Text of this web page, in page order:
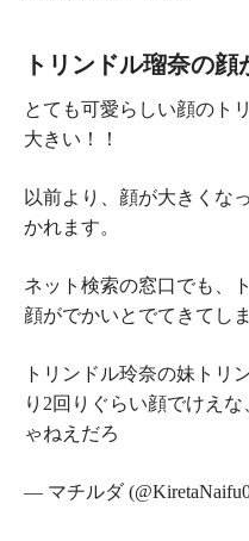
トリンドル瑠奈の
とても可愛らしい顔のト
大きい！！
以前より、顔が大きくな
かれます。
ネット検索の窓口でも、
顔がでかいとでてきてし
トリンドル玲奈の妹トリ
り2回りぐらい顔でけえ
ゃねえだろ
— マチルダ